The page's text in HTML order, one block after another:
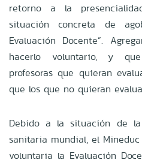
retorno a la
situación concreta de
Evaluación Docente”.
hacerlo voluntario, y
profesoras que quieran
que los que no quieran
Debido a la situación de
sanitaria mundial, el
voluntaria la Evaluación